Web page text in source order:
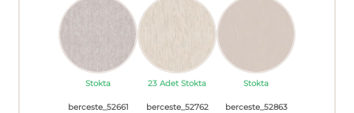
Stokta 23 Adet Stokta Stokta
berceste_52661 berceste_52762 berceste_52863